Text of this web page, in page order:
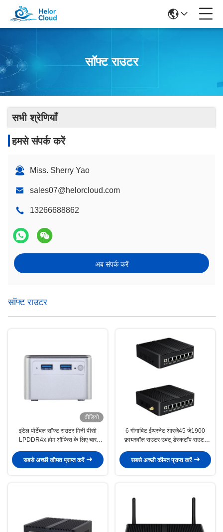
सॉफ्ट राउटर
सभी श्रेणियाँ
हमसे संपर्क करें
Miss. Sherry Yao
sales07@helorcloud.com
13266688862
अब संपर्क करें
सॉफ्ट राउटर
वीडियो
इंटेल पोर्टेबल सॉफ्ट राउटर मिनी पीसी
LPDDR4x होम ऑफिस के लिए चार
सबसे अच्छी कीमत प्राप्त करें
6 गीगाबिट ईथरनेट आरजे45 जे1900
फ़ायरवॉल राउटर उबंटू डेस्कटॉप राउटर
सबसे अच्छी कीमत प्राप्त करें